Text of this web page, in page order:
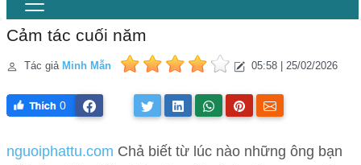
Cảm tác cuối năm
Tác giả Minh Mẫn 05:58 | 25/02/2026
0
nguoiphattu.com Chả biết từ lúc nào những ông bạn